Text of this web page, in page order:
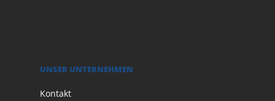
UNSER UNTERNEHMEN
Kontakt